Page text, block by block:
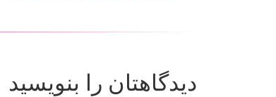
دیدگاهتان را بنویسید